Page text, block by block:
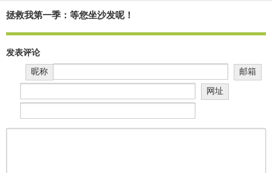
拯救我第一季：等您坐沙发呢！
发表评论
昵称
邮箱
网址